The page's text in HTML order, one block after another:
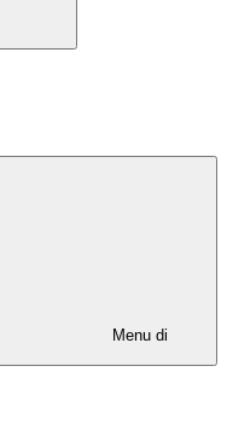
Menu di